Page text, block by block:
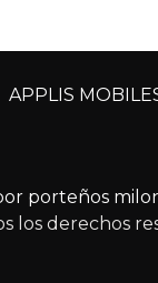
APPLIS
porteños
los derechos